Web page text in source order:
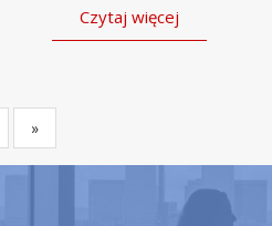
Czytaj więcej
»